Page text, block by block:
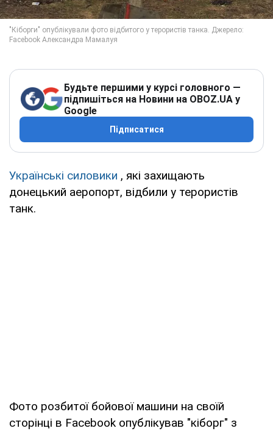
Будьте першими у курсі головного —
підпишіться на Новини на OBOZ.UA у
Google
Підписатися
Українські силовики , які захищають
донецький аеропорт, відбили у терористів
танк.
Фото розбитої бойової машини на своїй
сторінці в Facebook опублікував "кіборг" з